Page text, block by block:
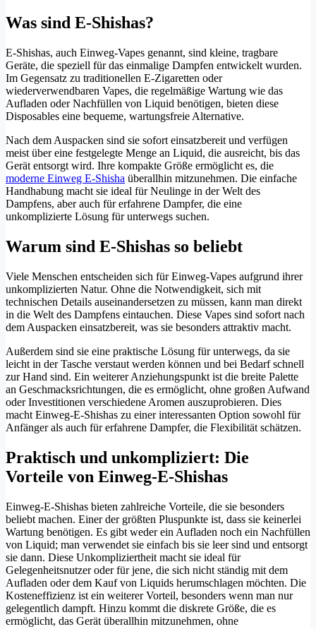
Was sind E-Shishas?
E-Shishas, auch Einweg-Vapes genannt, sind kleine, tragbare
Geräte, die speziell für das einmalige Dampfen entwickelt wurden.
Im Gegensatz zu traditionellen E-Zigaretten oder
wiederverwendbaren Vapes, die regelmäßige Wartung wie das
Aufladen oder Nachfüllen von Liquid benötigen, bieten diese
Disposables eine bequeme, wartungsfreie Alternative.
Nach dem Auspacken sind sie sofort einsatzbereit und verfügen
meist über eine festgelegte Menge an Liquid, die ausreicht, bis das
Gerät entsorgt wird. Ihre kompakte Größe ermöglicht es, die
moderne Einweg E-Shisha überallhin mitzunehmen. Die einfache
Handhabung macht sie ideal für Neulinge in der Welt des
Dampfens, aber auch für erfahrene Dampfer, die eine
unkomplizierte Lösung für unterwegs suchen.
Warum sind E-Shishas so beliebt
Viele Menschen entscheiden sich für Einweg-Vapes aufgrund ihrer
unkomplizierten Natur. Ohne die Notwendigkeit, sich mit
technischen Details auseinandersetzen zu müssen, kann man direkt
in die Welt des Dampfens eintauchen. Diese Vapes sind sofort nach
dem Auspacken einsatzbereit, was sie besonders attraktiv macht.
Außerdem sind sie eine praktische Lösung für unterwegs, da sie
leicht in der Tasche verstaut werden können und bei Bedarf schnell
zur Hand sind. Ein weiterer Anziehungspunkt ist die breite Palette
an Geschmacksrichtungen, die es ermöglicht, ohne großen Aufwand
oder Investitionen verschiedene Aromen auszuprobieren. Dies
macht Einweg-E-Shishas zu einer interessanten Option sowohl für
Anfänger als auch für erfahrene Dampfer, die Flexibilität schätzen.
Praktisch und unkompliziert: Die
Vorteile von Einweg-E-Shishas
Einweg-E-Shishas bieten zahlreiche Vorteile, die sie besonders
beliebt machen. Einer der größten Pluspunkte ist, dass sie keinerlei
Wartung benötigen. Es gibt weder ein Aufladen noch ein Nachfüllen
von Liquid; man verwendet sie einfach bis sie leer sind und entsorgt
sie dann. Diese Unkompliziertheit macht sie ideal für
Gelegenheitsnutzer oder für jene, die sich nicht ständig mit dem
Aufladen oder dem Kauf von Liquids herumschlagen möchten. Die
Kosteneffizienz ist ein weiterer Vorteil, besonders wenn man nur
gelegentlich dampft. Hinzu kommt die diskrete Größe, die es
ermöglicht, das Gerät überallhin mitzunehmen, ohne